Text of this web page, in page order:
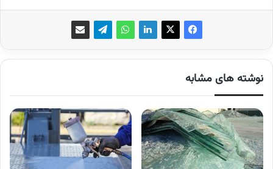
نوشته های مشابه